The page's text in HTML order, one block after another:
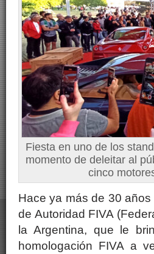
Fiesta en uno de los
momento de deleitar al
cinco
Hace ya más de 30
de Autoridad FIVA
la Argentina, que le
homologación FIVA a